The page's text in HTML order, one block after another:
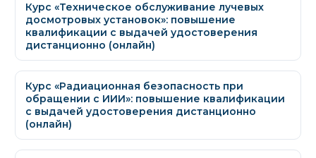
Курс «Техническое обслуживание лучевых
досмотровых установок»: повышение
квалификации с выдачей удостоверения
дистанционно (онлайн)
Курс «Радиационная безопасность при
обращении с ИИИ»: повышение квалификации
с выдачей удостоверения дистанционно
(онлайн)